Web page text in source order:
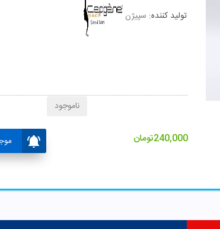
تولید کننده: سپیژن
240,000تومان
ناموجود